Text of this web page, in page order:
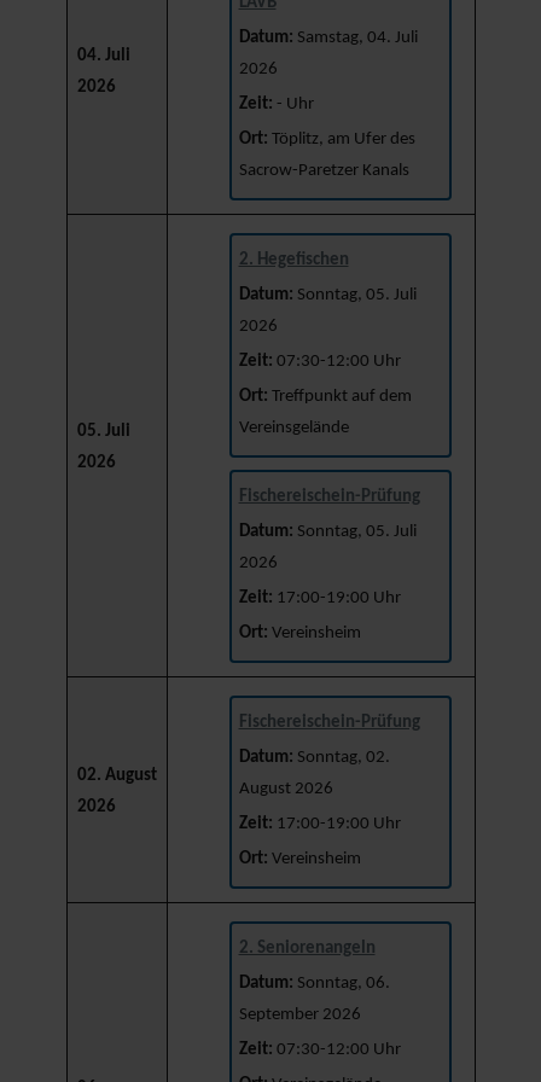
04. Juli
2026
Datum: Samstag, 04. Juli
2026
Zeit: - Uhr
Ort: Töplitz, am Ufer des
Sacrow-Paretzer Kanals
05. Juli
2026
2. Hegefischen
Datum: Sonntag, 05. Juli
2026
Zeit: 07:30-12:00 Uhr
Ort: Treffpunkt auf dem
Vereinsgelände
Fischereischein-Prüfung
Datum: Sonntag, 05. Juli
2026
Zeit: 17:00-19:00 Uhr
Ort: Vereinsheim
02. August
2026
Fischereischein-Prüfung
Datum: Sonntag, 02.
August 2026
Zeit: 17:00-19:00 Uhr
Ort: Vereinsheim
2. Seniorenangeln
Datum: Sonntag, 06.
September 2026
Zeit: 07:30-12:00 Uhr